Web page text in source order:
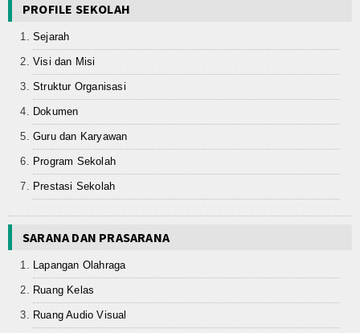
PROFILE SEKOLAH
Sejarah
Visi dan Misi
Struktur Organisasi
Dokumen
Guru dan Karyawan
Program Sekolah
Prestasi Sekolah
SARANA DAN PRASARANA
Lapangan Olahraga
Ruang Kelas
Ruang Audio Visual